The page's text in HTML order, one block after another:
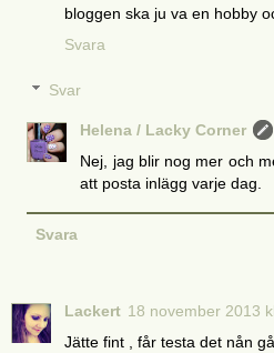
bloggen ska ju va en hobby
Svara
Svar
Helena / Lacky Corner
Nej, jag blir nog mer och
att posta inlägg varje dag.
Svara
Lackert 18 november 2013
Jätte fint , får testa det nån